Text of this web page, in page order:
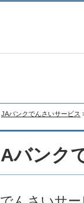
JAバンクでんさいサービス
バンク